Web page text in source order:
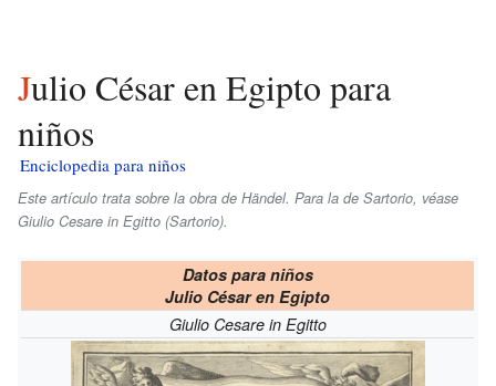
Julio César en Egipto para
niños
Enciclopedia para niños
Este artículo trata sobre la obra de Händel. Para la de Sartorio, véase
Giulio Cesare in Egitto (Sartorio).
Datos para niños
Julio César en Egipto
Giulio Cesare in Egitto